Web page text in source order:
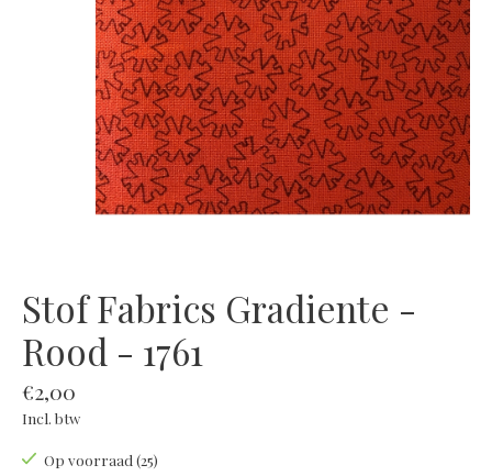
Stof Fabrics Gradiente -
Rood - 1761
€2,00
Incl. btw
Op voorraad (25)